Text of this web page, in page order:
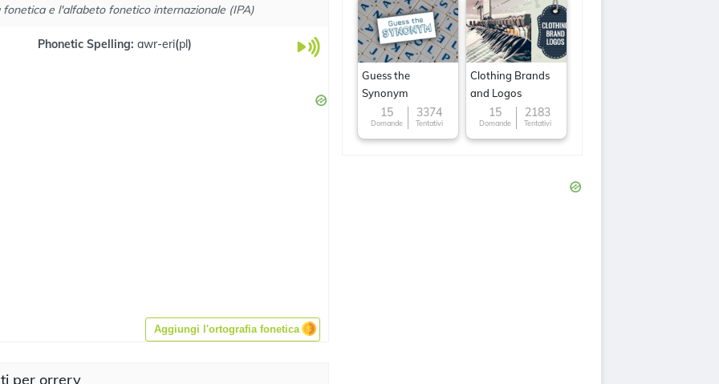
e l'alfabeto fonetico internazionale (IPA)
Phonetic Spelling: awr-eri(pl)
Aggiungi l'ortografia fonetica
per orrery
Guess the
Synonym
15
Domande
3374
Tentativi
Clothing Brands
and Logos
15
Domande
2183
Tentativi